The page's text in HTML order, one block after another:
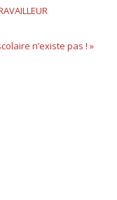
n’existe pas ! »